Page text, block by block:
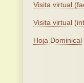
Visita virtual
Visita virtual
Hoja Dominical